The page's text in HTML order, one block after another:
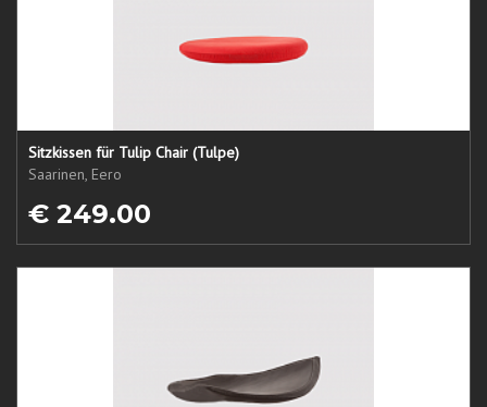
Sitzkissen für Tulip Chair (Tulpe)
Saarinen, Eero
€ 249.00